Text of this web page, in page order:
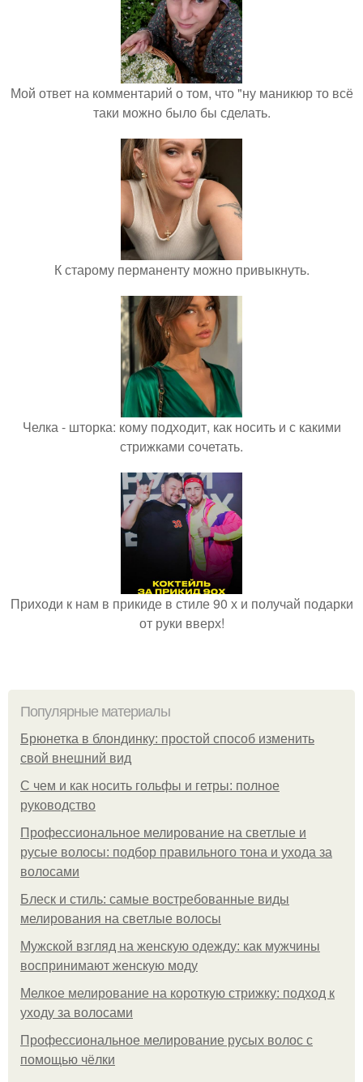
Мой ответ на комментарий о том, что "ну маникюр то всё
таки можно было бы сделать.
К старому перманенту можно привыкнуть.
Челка - шторка: кому подходит, как носить и с какими
стрижками сочетать.
Приходи к нам в прикиде в стиле 90 х и получай подарки
от руки вверх!
Популярные материалы
Брюнетка в блондинку: простой способ изменить
свой внешний вид
С чем и как носить гольфы и гетры: полное
руководство
Профессиональное мелирование на светлые и
русые волосы: подбор правильного тона и ухода за
волосами
Блеск и стиль: самые востребованные виды
мелирования на светлые волосы
Мужской взгляд на женскую одежду: как мужчины
воспринимают женскую моду
Мелкое мелирование на короткую стрижку: подход к
уходу за волосами
Профессиональное мелирование русых волос с
помощью чёлки